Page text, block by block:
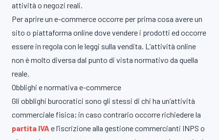
attività o negozi reali.
Per aprire un e-commerce occorre per prima cosa avere un
sito o piattaforma online dove vendere i prodotti ed occorre
essere in regola con le leggi sulla vendita. L’attività online
non è molto diversa dal punto di vista normativo da quella
reale.
Obblighi e normativa e-commerce
Gli obblighi burocratici sono gli stessi di chi ha un’attività
commerciale fisica; in caso contrario occorre richiedere la
partita IVA e l’iscrizione alla gestione commercianti INPS o